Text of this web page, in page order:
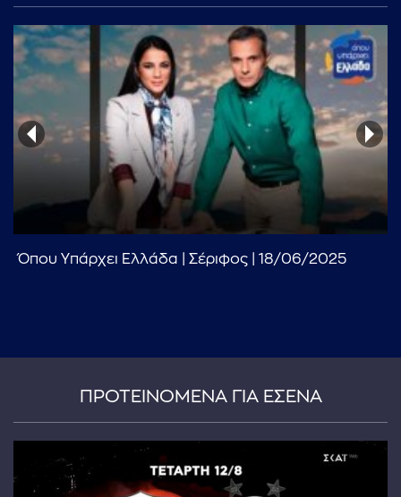
Όπου Υπάρχει Ελλάδα | Σέριφος | 18/06/2025
ΠΡΟΤΕΙΝΟΜΕΝΑ ΓΙΑ ΕΣΕΝΑ